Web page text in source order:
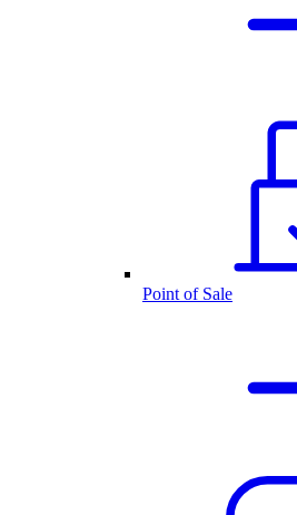
Point of Sale